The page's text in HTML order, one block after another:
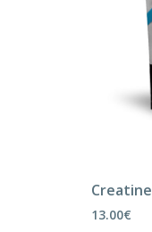
Creatine
13.00€